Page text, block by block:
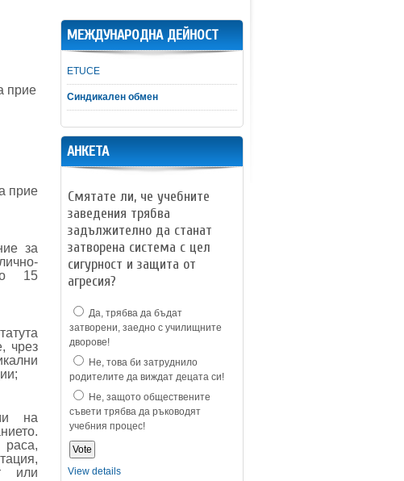
прие
прие
за
-
15
чрез
;
на
.
,
или
МЕЖДУНАРОДНА ДЕЙНОСТ
ETUCE
Синдикален обмен
АНКЕТА
Смятате ли, че учебните
заведения трябва
задължително да станат
затворена система с цел
сигурност и защита от
агресия?
Да, трябва да бъдат
затворени, заедно с училищните
дворове!
Не, това би затруднило
родителите да виждат децата си!
Не, защото обществените
съвети трябва да ръководят
учебния процес!
View details